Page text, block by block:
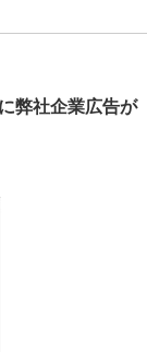
弊社企業広告が